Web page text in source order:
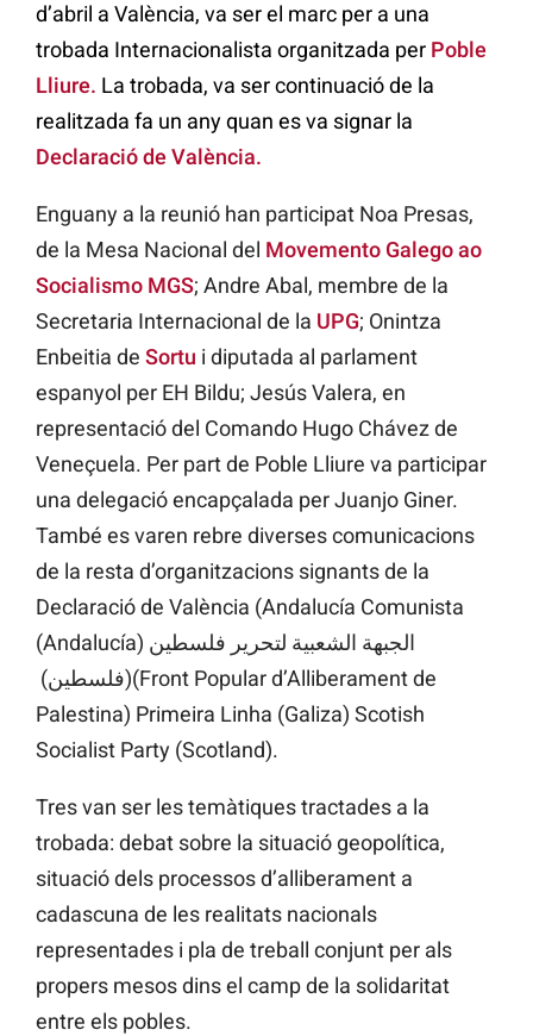
d’abril a València, va ser el marc per a una
trobada Internacionalista organitzada per Poble
Lliure. La trobada, va ser continuació de la
realitzada fa un any quan es va signar la
Declaració de València.
Enguany a la reunió han participat Noa Presas,
de la Mesa Nacional del Movemento Galego ao
Socialismo MGS; Andre Abal, membre de la
Secretaria Internacional de la UPG; Onintza
Enbeitia de Sortu i diputada al parlament
espanyol per EH Bildu; Jesús Valera, en
representació del Comando Hugo Chávez de
Veneçuela. Per part de Poble Lliure va participar
una delegació encapçalada per Juanjo Giner.
També es varen rebre diverses comunicacions
de la resta d’organitzacions signants de la
Declaració de València (Andalucía Comunista
(Andalucía) الجبهة الشعبية لتحرير فلسطين
(فلسطين)(Front Popular d’Alliberament de
Palestina) Primeira Linha (Galiza) Scotish
Socialist Party (Scotland).
Tres van ser les temàtiques tractades a la
trobada: debat sobre la situació geopolítica,
situació dels processos d’alliberament a
cadascuna de les realitats nacionals
representades i pla de treball conjunt per als
propers mesos dins el camp de la solidaritat
entre els pobles.